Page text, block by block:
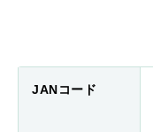
JANコード